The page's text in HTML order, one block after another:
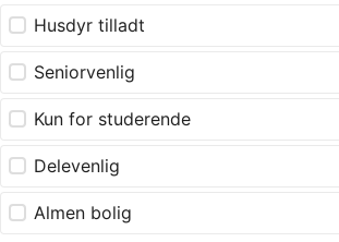
Husdyr tilladt
Seniorvenlig
Kun for studerende
Delevenlig
Almen bolig